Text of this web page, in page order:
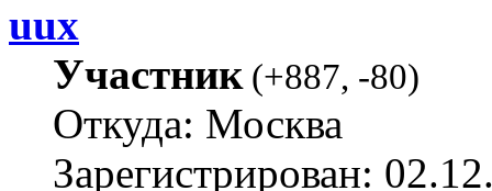
uux
Участник(+887, -80)
Откуда: Москва
Зарегистрирован: